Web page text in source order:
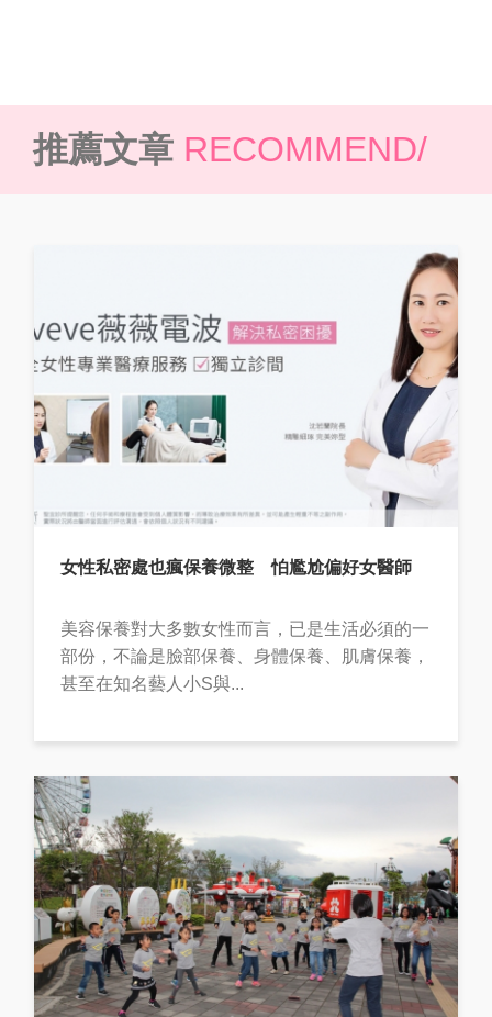
推薦文章 RECOMMEND/
女性私密處也瘋保養微整 怕尷尬偏好女醫師
美容保養對大多數女性而言，已是生活必須的一
部份，不論是臉部保養、身體保養、肌膚保養，
甚至在知名藝人小S與...